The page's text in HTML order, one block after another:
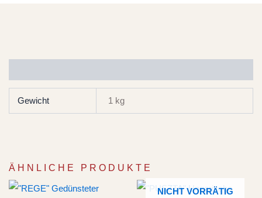
Gewicht 1 kg
ÄHNLICHE PRODUKTE
NICHT VORRÄTIG